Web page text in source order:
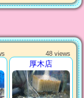
48 views
厚木店